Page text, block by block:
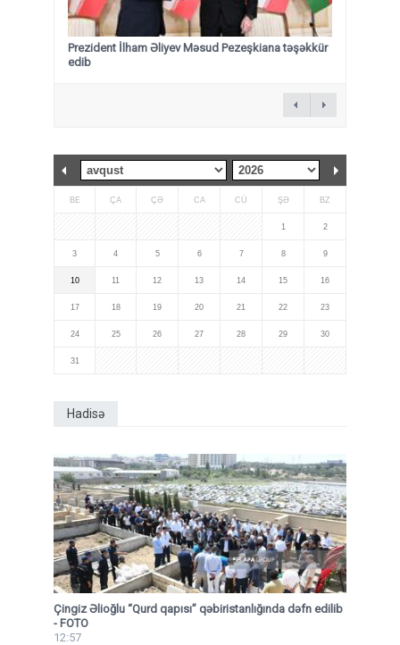
Prezident İlham Əliyev Məsud Pezeşkiana təşəkkür
edib
BE ÇA ÇƏ CA CÜ ŞƏ BZ
1 2
3 4 5 6 7 8 9
10 11 12 13 14 15 16
17 18 19 20 21 22 23
24 25 26 27 28 29 30
31
Hadisə
Çingiz Əlioğlu “Qurd qapısı” qəbiristanlığında dəfn edilib
- FOTO
12:57